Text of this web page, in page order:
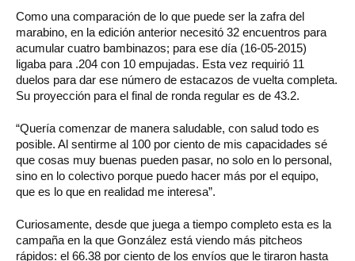
Como una comparación de lo que puede ser la zafra del
marabino, en la edición anterior necesitó 32 encuentros para
acumular cuatro bambinazos; para ese día (16-05-2015)
ligaba para .204 con 10 empujadas. Esta vez requirió 11
duelos para dar ese número de estacazos de vuelta completa.
Su proyección para el final de ronda regular es de 43.2.
“Quería comenzar de manera saludable, con salud todo es
posible. Al sentirme al 100 por ciento de mis capacidades sé
que cosas muy buenas pueden pasar, no solo en lo personal,
sino en lo colectivo porque puedo hacer más por el equipo,
que es lo que en realidad me interesa”.
Curiosamente, desde que juega a tiempo completo esta es la
campaña en la que González está viendo más pitcheos
rápidos: el 66.38 por ciento de los envíos que le tiraron hasta